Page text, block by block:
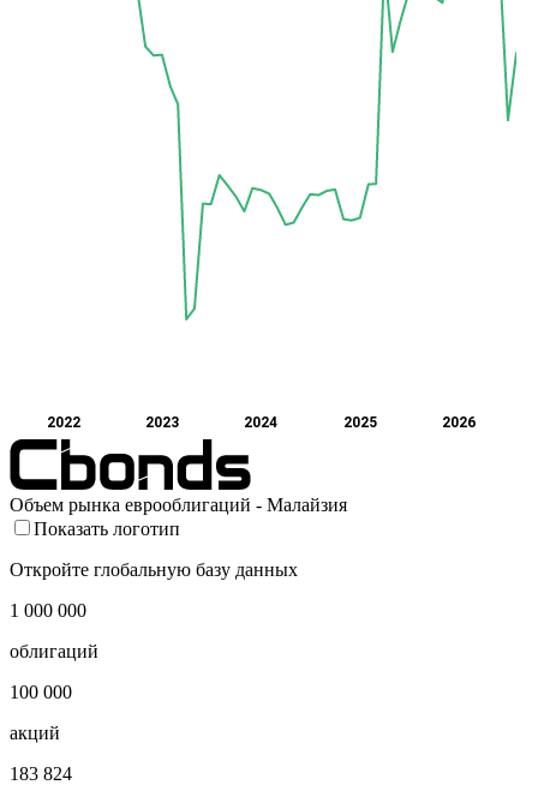
2022 2023 2024 2025 2026
Объем рынка еврооблигаций - Малайзия
Показать логотип
Откройте глобальную базу данных
1 000 000
облигаций
100 000
акций
183 824